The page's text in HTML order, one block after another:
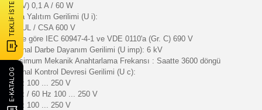
(600 V) 0,1 A / 60 W
Anma Yalıtım Gerilimi (U i):
acc. UL / CSA 600 V
acc'ye göre IEC 60947-4-1 ve VDE 0110'a (Gr. C) 690 V
Nominal Darbe Dayanım Gerilimi (U imp): 6 kV
Maksimum Mekanik Anahtarlama Frekansı : Saatte 3600 döngü
Nominal Kontrol Devresi Gerilimi (U c):
50 Hz 100 ... 250 V
50 Hz / 60 Hz 100 ... 250 V
60 Hz 100 ... 250 V
TEKLİF İSTE
E-KATALOG